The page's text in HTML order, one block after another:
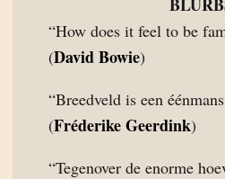
“How does it feel to be
(David Bowie)
“Breedveld is een
(Fréderike Geerdink)
“Tegenover de enorme